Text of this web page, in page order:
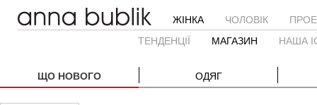
ЖІНКА ЧОЛОВІК
ТЕНДЕНЦІЇ
МАГАЗИН НАША
ЩО НОВОГО ОДЯГ